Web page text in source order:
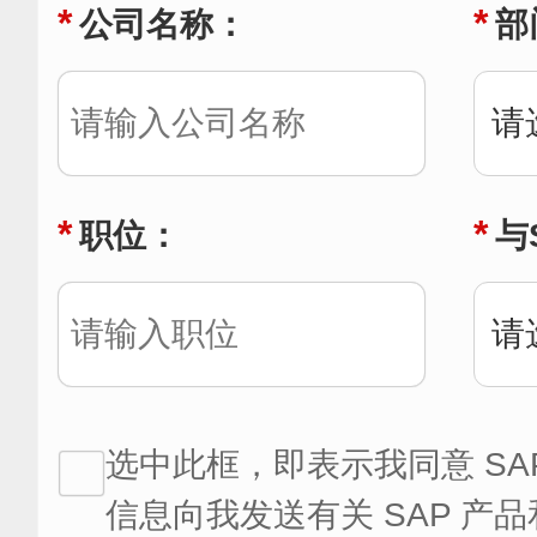
*公司名称： * 部
*职位： * 与
选中此框，即表示我同意
信息向我发送有关 SAP 产